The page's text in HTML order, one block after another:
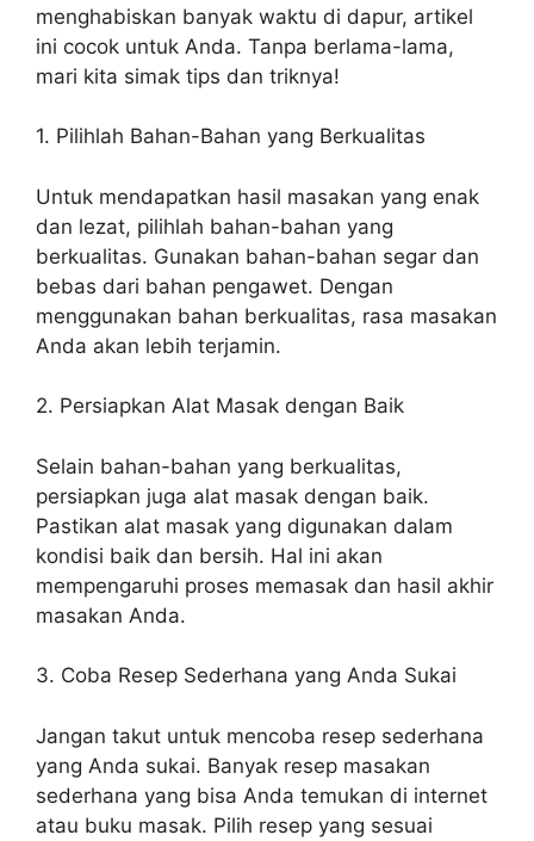
menghabiskan banyak waktu di dapur, artikel
ini cocok untuk Anda. Tanpa berlama-lama,
mari kita simak tips dan triknya!
1. Pilihlah Bahan-Bahan yang Berkualitas
Untuk mendapatkan hasil masakan yang enak
dan lezat, pilihlah bahan-bahan yang
berkualitas. Gunakan bahan-bahan segar dan
bebas dari bahan pengawet. Dengan
menggunakan bahan berkualitas, rasa masakan
Anda akan lebih terjamin.
2. Persiapkan Alat Masak dengan Baik
Selain bahan-bahan yang berkualitas,
persiapkan juga alat masak dengan baik.
Pastikan alat masak yang digunakan dalam
kondisi baik dan bersih. Hal ini akan
mempengaruhi proses memasak dan hasil akhir
masakan Anda.
3. Coba Resep Sederhana yang Anda Sukai
Jangan takut untuk mencoba resep sederhana
yang Anda sukai. Banyak resep masakan
sederhana yang bisa Anda temukan di internet
atau buku masak. Pilih resep yang sesuai